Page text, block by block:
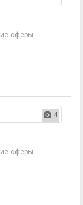
сферы
4
сферы